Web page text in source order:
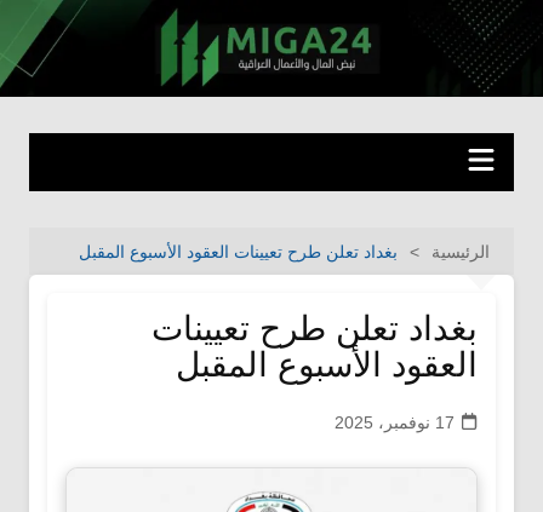
التجاوز
إلى
المحتوى
miga24.com نبض المال والأعمال العراقية
الرئيسية بغداد تعلن طرح تعيينات العقود الأسبوع المقبل
بغداد تعلن طرح تعيينات
العقود الأسبوع المقبل
17 نوفمبر، 2025